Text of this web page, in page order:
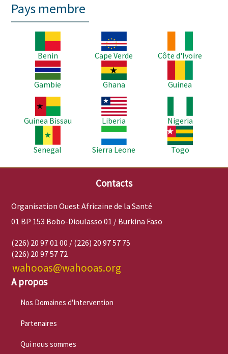
Pays membre
Benin
Image
Cape Verde
Côte d'Ivoire
Image
Gambie
Image
Ghana
Guinea
Image
Guinea Bissau
Image
Liberia
Nigeria
Senegal
Image
Sierra Leone
Image
Togo
Contacts
Organisation Ouest Africaine de la Santé
01 BP 153 Bobo-Dioulasso 01 / Burkina Faso
(226) 20 97 01 00 / (226) 20 97 57 75
(226) 20 97 57 72
wahooas@wahooas.org
A propos
Nos Domaines d'Intervention
Partenaires
Qui nous sommes